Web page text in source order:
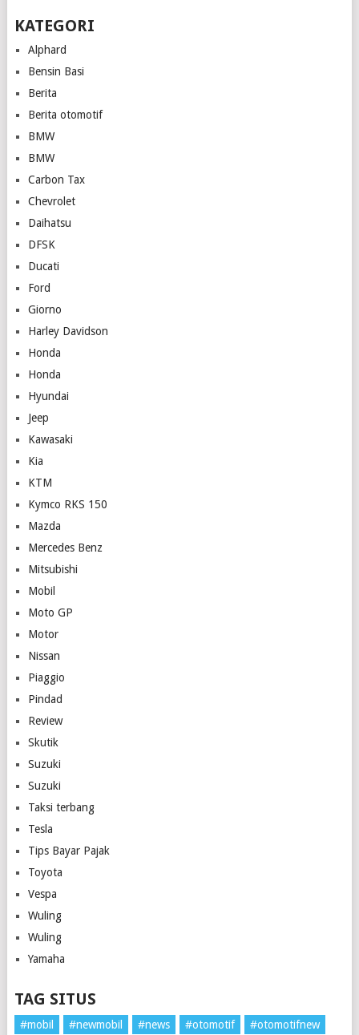
KATEGORI
Alphard
Bensin Basi
Berita
Berita otomotif
BMW
BMW
Carbon Tax
Chevrolet
Daihatsu
DFSK
Ducati
Ford
Giorno
Harley Davidson
Honda
Honda
Hyundai
Jeep
Kawasaki
Kia
KTM
Kymco RKS 150
Mazda
Mercedes Benz
Mitsubishi
Mobil
Moto GP
Motor
Nissan
Piaggio
Pindad
Review
Skutik
Suzuki
Suzuki
Taksi terbang
Tesla
Tips Bayar Pajak
Toyota
Vespa
Wuling
Wuling
Yamaha
TAG SITUS
#mobil #newmobil #news #otomotif #otomotifnew